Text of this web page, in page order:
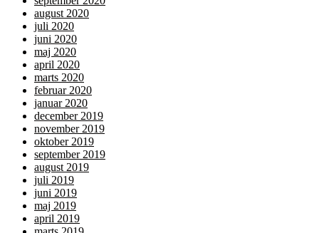
august 2020
juli 2020
juni 2020
maj 2020
april 2020
marts 2020
februar 2020
januar 2020
december 2019
november 2019
oktober 2019
september 2019
august 2019
juli 2019
juni 2019
maj 2019
april 2019